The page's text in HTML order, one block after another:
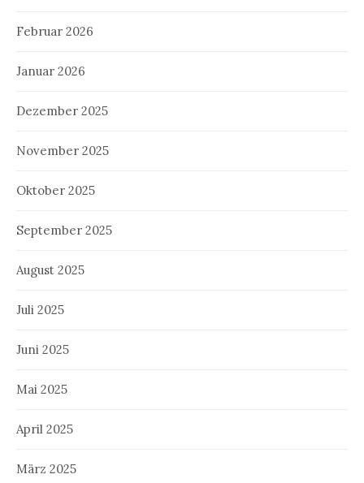
Februar 2026
Januar 2026
Dezember 2025
November 2025
Oktober 2025
September 2025
August 2025
Juli 2025
Juni 2025
Mai 2025
April 2025
März 2025